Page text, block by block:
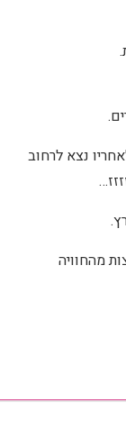
נצא לרחוב
מהחוויה